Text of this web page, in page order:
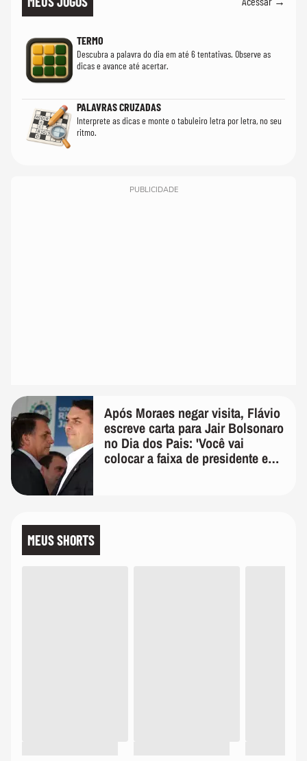
TERMO
Descubra a palavra do dia em até 6 tentativas. Observe as
dicas e avance até acertar.
PALAVRAS CRUZADAS
Interprete as dicas e monte o tabuleiro letra por letra, no seu
ritmo.
PUBLICIDADE
Após Moraes negar visita, Flávio
escreve carta para Jair Bolsonaro
no Dia dos Pais: 'Você vai
colocar a faixa de presidente em
MEUS SHORTS